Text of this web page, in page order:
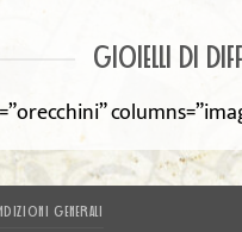
GIOIELLI DI
GENERALI